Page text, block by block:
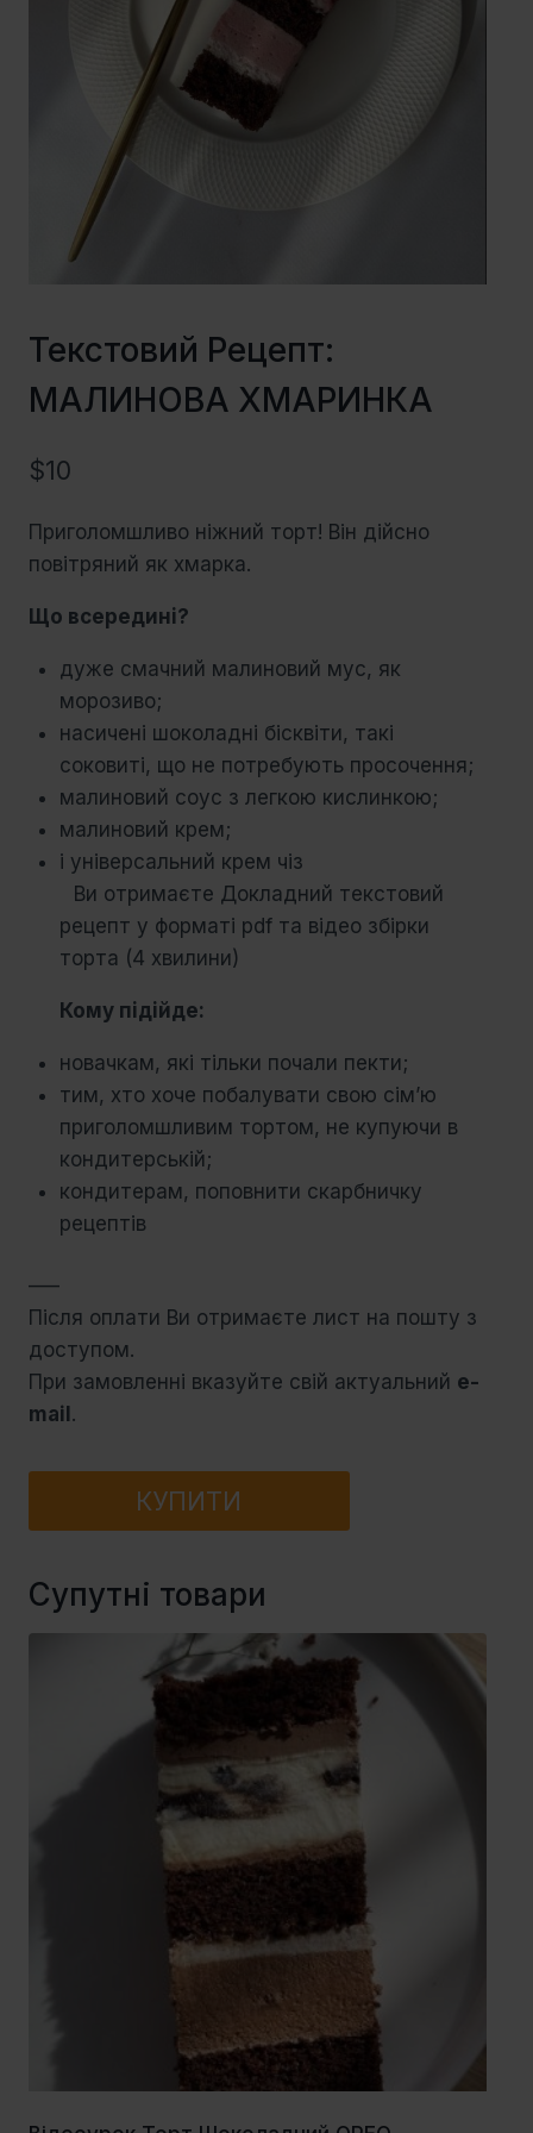
Текстовий Рецепт:
МАЛИНОВА ХМАРИНКА
$10
Приголомшливо ніжний торт! Він дійсно
повітряний як хмарка.
Що всередині?
дуже смачний малиновий мус, як
морозиво;
насичені шоколадні бісквіти, такі
соковиті, що не потребують просочення;
малиновий соус з легкою кислинкою;
малиновий крем;
і універсальний крем чіз
⠀Ви отримаєте Докладний текстовий
рецепт у форматі pdf та відео збірки
торта (4 хвилини)⠀
Кому підійде:
новачкам, які тільки почали пекти;
тим, хто хоче побалувати свою сім’ю
приголомшливим тортом, не купуючи в
кондитерській;
кондитерам, поповнити скарбничку
рецептів
—–
Після оплати Ви отримаєте лист на пошту з
доступом.
При замовленні вказуйте свій актуальний e-
mail .
ХМАРИНКА
кількість
КУПИТИ
Супутні товари